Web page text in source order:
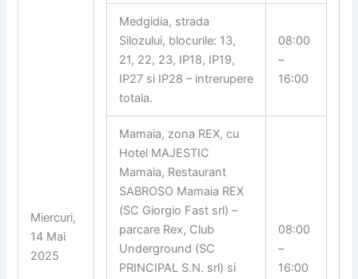
Miercuri,
14 Mai
2025
Medgidia, strada
Silozului, blocurile: 13,
21, 22, 23, IP18, IP19,
IP27 si IP28 – intrerupere
totala.
08:00
–
16:00
Mamaia, zona REX, cu
Hotel MAJESTIC
Mamaia, Restaurant
SABROSO Mamaia REX
(SC Giorgio Fast srl) –
parcare Rex, Club
Underground (SC
PRINCIPAL S.N. srl) si
08:00
–
16:00